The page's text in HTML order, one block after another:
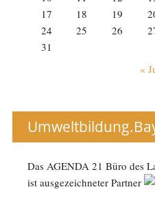
17
18 19
24
25 26
31
«
Das AGENDA 21 Büro des
ist ausgezeichneter Partner